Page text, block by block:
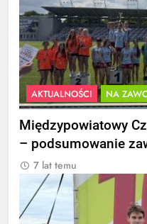
AKTUALNOŚCI NA
Międzypowiatowy
– podsumowanie
7 lat temu